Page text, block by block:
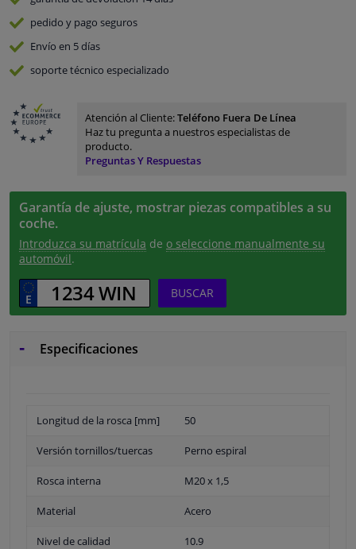
pedido y pago seguros
Envío en 5 días
soporte técnico especializado
Atención al Cliente:Teléfono Fuera De Línea
Haz tu pregunta a nuestros especialistas de
producto.
Preguntas Y Respuestas
Garantía de ajuste, mostrar piezas compatibles a su
coche.
Introduzca su matrícula de o seleccione manualmente su
automóvil.
BUSCAR
Especificaciones
Longitud de la rosca [mm] 50
Versión tornillos/tuercas Perno espiral
Rosca interna M20 x 1,5
Material Acero
Nivel de calidad 10.9